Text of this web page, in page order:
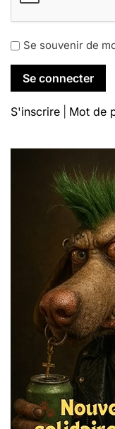
Se souvenir de
S'inscrire Mot de